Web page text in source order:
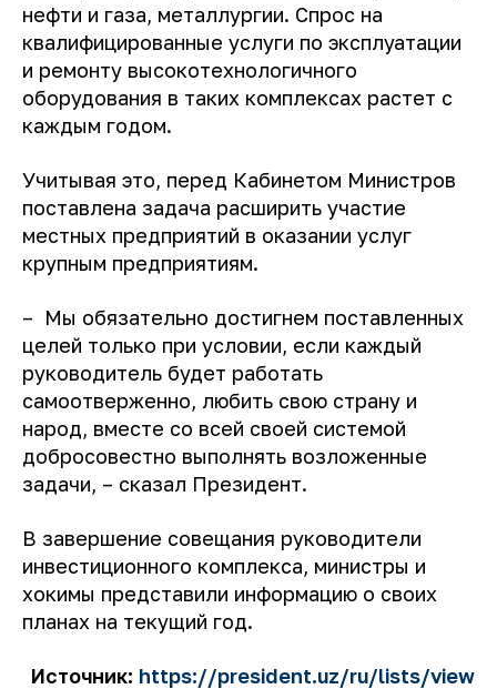
нефти и газа, металлургии. Спрос на
квалифицированные услуги по эксплуатации
и ремонту высокотехнологичного
оборудования в таких комплексах растет с
каждым годом.
Учитывая это, перед Кабинетом Министров
поставлена ​​задача расширить участие
местных предприятий в оказании услуг
крупным предприятиям.
– Мы обязательно достигнем поставленных
целей только при условии, если каждый
руководитель будет работать
самоотверженно, любить свою страну и
народ, вместе со всей своей системой
добросовестно выполнять возложенные
задачи, – сказал Президент.
В завершение совещания руководители
инвестиционного комплекса, министры и
хокимы представили информацию о своих
планах на текущий год.
Источник: https://president.uz/ru/lists/view